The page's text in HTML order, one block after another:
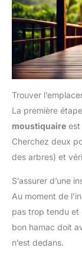
Trouver
La première
moustiquaire est
Cherchez deux
des arbres) et
S’assurer d’une
Au moment de
pas trop tendu et
bon hamac doit
n’est dedans.